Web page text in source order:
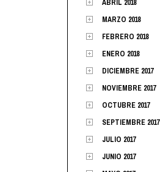
ABRIL 2018
MARZO 2018
FEBRERO 2018
ENERO 2018
DICIEMBRE 2017
NOVIEMBRE 2017
OCTUBRE 2017
SEPTIEMBRE 2017
JULIO 2017
JUNIO 2017